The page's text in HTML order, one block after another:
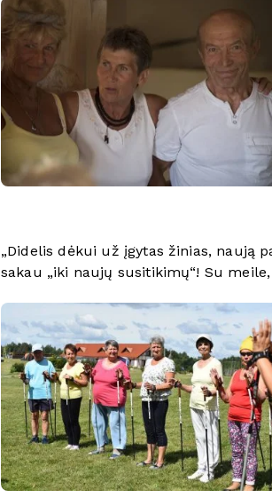
„Didelis dėkui už įgytas žinias, naują
sakau „iki naujų susitikimų“! Su